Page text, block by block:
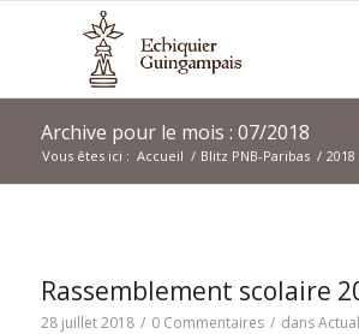
Archive pour le mois : 07/2018
Vous êtes ici : Accueil / Blitz PNB-Paribas / 2018
Rassemblement scolaire
28 juillet 2018 / 0 Commentaires / dans